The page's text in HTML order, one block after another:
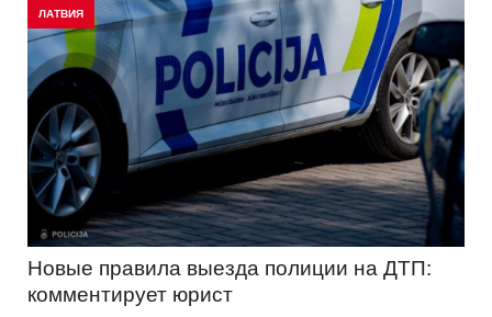
ЛАТВИЯ
Новые правила выезда полиции на ДТП:
комментирует юрист